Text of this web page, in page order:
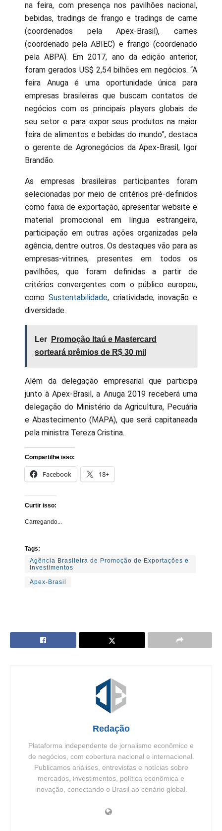
na feira, com presença nos pavilhões nacional,
bebidas, tradings de frango e tradings de carne
(coordenados pela Apex-Brasil), carnes
(coordenado pela ABIEC) e frango (coordenado
pela ABPA). Em 2017, ano da edição anterior,
foram gerados US$ 2,54 bilhões em negócios. “A
feira Anuga é uma oportunidade única para
empresas brasileiras que buscam contatos de
negócios com os principais players globais de
seu setor e para expor seus produtos na maior
feira de alimentos e bebidas do mundo”, destaca
o gerente de Agronegócios da Apex-Brasil, Igor
Brandão.
As empresas brasileiras participantes foram
selecionadas por meio de critérios pré-definidos
como faixa de exportação, apresentar website e
material promocional em língua estrangeira,
participação em outras ações organizadas pela
agência, dentre outros. Os destaques vão para as
empresas-vitrines, presentes em todos os
pavilhões, que foram definidas a partir de
critérios convergentes com o público europeu,
como Sustentabilidade, criatividade, inovação e
diversidade.
Ler
Promoção Itaú e Mastercard
sorteará prêmios de R$ 30 mil
Além da delegação empresarial que participa
junto à Apex-Brasil, a Anuga 2019 receberá uma
delegação do Ministério da Agricultura, Pecuária
e Abastecimento (MAPA), que será capitaneada
pela ministra Tereza Cristina.
Compartilhe isso:
Facebook 18+
Curtir isso:
Carregando...
Tags:
Agência Brasileira de Promoção de Exportações e
Investimentos
Apex-Brasil
Redação
Plataforma independente de jornalismo econômico e
de negócios, com cobertura nacional e internacional.
Publicamos análises, entrevistas e notícias sobre
mercados, investimentos, política econômica e
inovação, conectando o Brasil ao cenário global.